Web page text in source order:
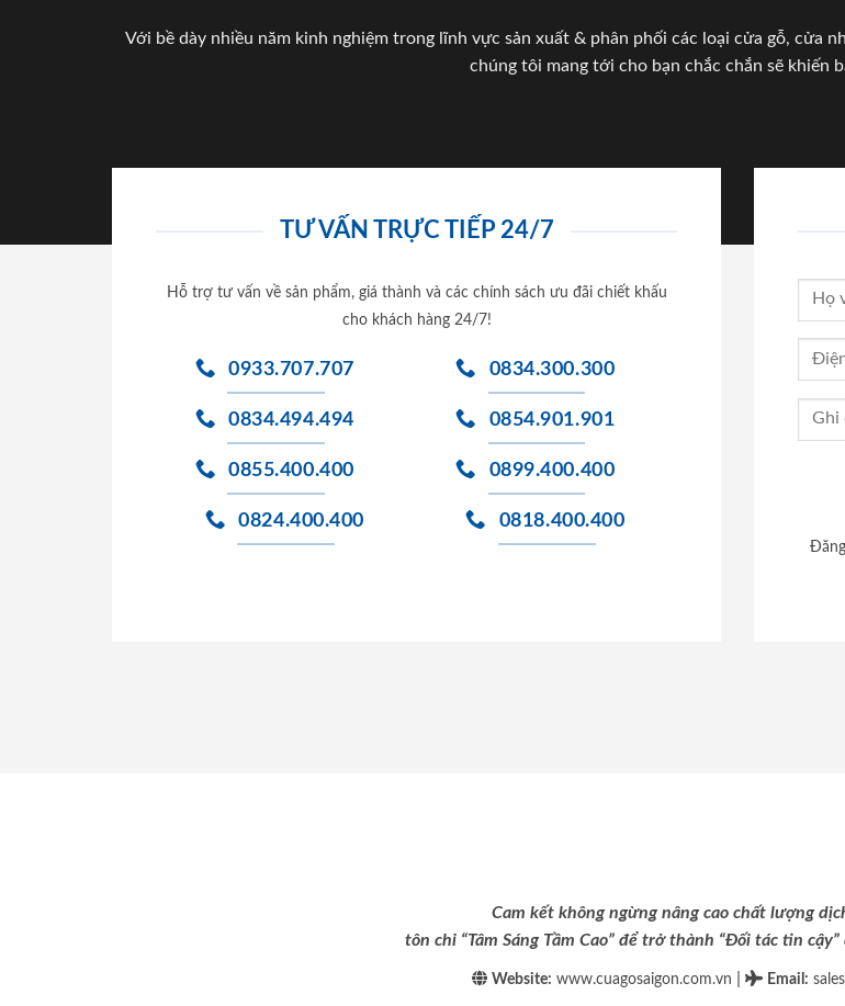
Với bề dày nhiều năm kinh nghiệm trong lĩnh vực sản xuất & phân phối các loại cửa gỗ, cửa
chúng tôi mang tới cho bạn chắc chắn sẽ khiến
TƯ VẤN TRỰC TIẾP 24/7
Hỗ trợ tư vấn về sản phẩm, giá thành và các chính sách ưu đãi chiết khấu
cho khách hàng 24/7!
0933.707.707
0834.494.494
0855.400.400
0824.400.400
0834.300.300
0854.901.901
0899.400.400
0818.400.400
Cam kết không ngừng nâng cao chất lượng
tôn chỉ “Tâm Sáng Tầm Cao” để trở thành “Đối tác tin
Website: www.cuagosaigon.com.vn Email :